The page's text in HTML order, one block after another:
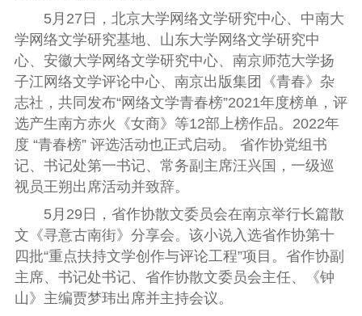
5月 27 日，北京大学网络文学研究中心、中南大
学网络文学研究基地、山东大学网络文学研究中
心、安徽大学网络文学研究中心、南京师范大学扬
子江网络文学评论中心、南京出版集团《青春》杂
志社，共同发布“网络文学青春榜”2021年度榜单，评
选产生南方赤火《女商》等12部上榜作品。 2022年
度 “青春榜” 评选活动也正式启动。
省作协党组书
记、书记处第一书记、常务副主席汪兴国，一级巡
视员王朔出席活动并致辞。
5月 29 日，省作协散文委员会在南京举行长篇散
文《寻意古南街》分享会。该小说入选省作协第十
四批“重点扶持文学创作与评论工程”项目。省作协副
主席、书记处书记、省作协散文委员会主任、《钟
山》主编贾梦玮出席并主持会议。